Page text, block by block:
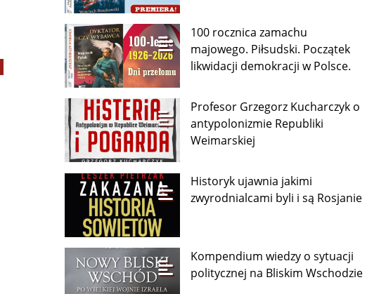
100 rocznica zamachu
majowego. Piłsudski. Początek
likwidacji demokracji w Polsce.
Profesor Grzegorz Kucharczyk o
antypolonizmie Republiki
Weimarskiej
Historyk ujawnia jakimi
zwyrodnialcami byli i są Rosjanie
Kompendium wiedzy o sytuacji
politycznej na Bliskim Wschodzie